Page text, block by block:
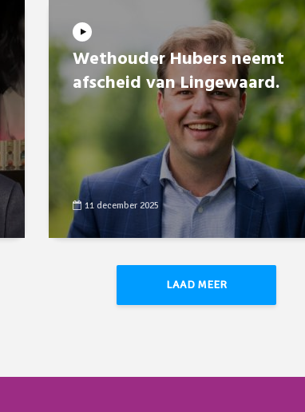
Wethouder Hubers neemt
afscheid van Lingewaard.
11 december 2025
LAAD MEER